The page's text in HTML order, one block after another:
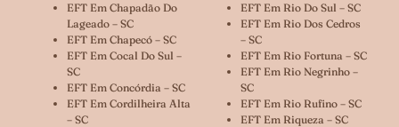
EFT Em Chapadão Do
Lageado – SC
EFT Em Chapecó – SC
EFT Em Cocal Do Sul –
SC
EFT Em Concórdia – SC
EFT Em Cordilheira Alta
– SC
EFT Em Rio Do Sul – SC
EFT Em Rio Dos Cedros
– SC
EFT Em Rio Fortuna – SC
EFT Em Rio Negrinho –
SC
EFT Em Rio Rufino – SC
EFT Em Riqueza – SC